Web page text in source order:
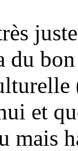
du
et
mais